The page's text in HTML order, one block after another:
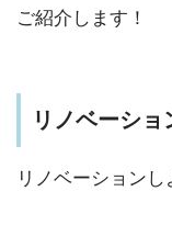
ご紹介します！
リノベーシ
リノベーション